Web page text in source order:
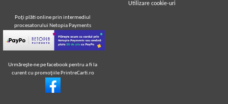
Utilizare cookie-uri
Poţi plăti online prin intermediul
procesatorului Netopia Payments
Urmăreşte-ne pe facebook pentru a fi la
curent cu promoţiile PrintreCarti.ro